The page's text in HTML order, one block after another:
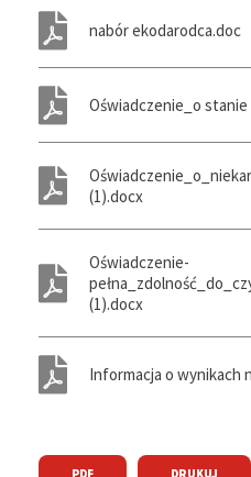
nabór ekodarodca.doc
Oświadczenie_o
(1).docx
Oświadczenie-
(1).docx
Informacja o wynikach
PDF DRUKUJ